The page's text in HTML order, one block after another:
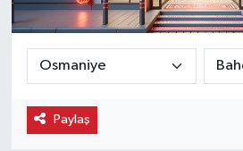
Paylaş
Ekonomi
Eleman
Emlak